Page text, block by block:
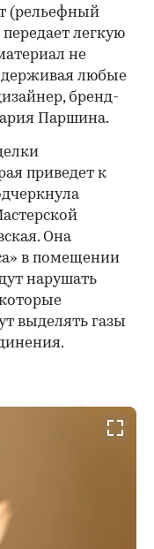
(рельефный
легкую
не
любые
бренд-
Паршина.
приведет к
Она
в помещении
нарушать
выделять газы